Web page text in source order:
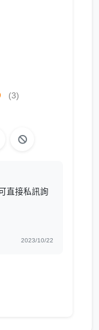
(3)
直接私訊詢
2023/10/22